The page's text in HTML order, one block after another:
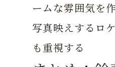
ームな雰囲気を
写真映えするロ
も重視する